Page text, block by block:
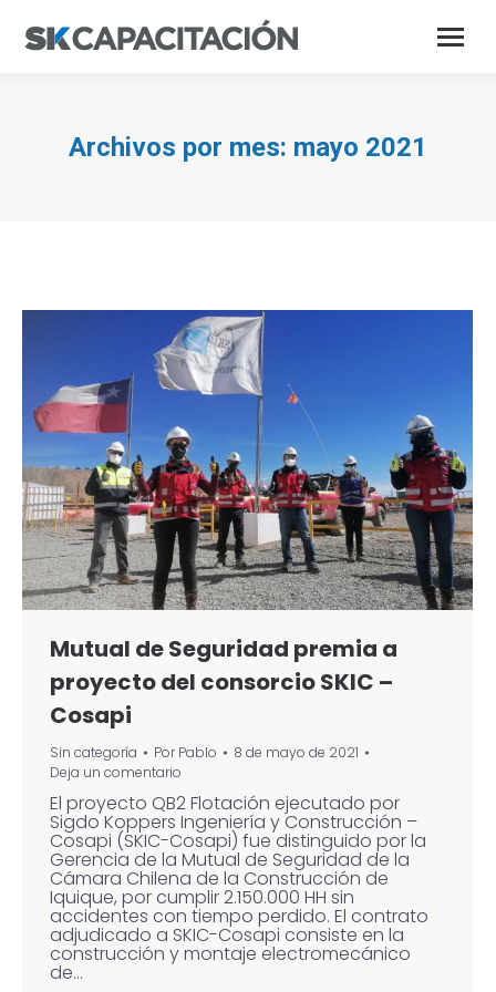
Archivos por mes: mayo 2021
Mutual de Seguridad premia a
proyecto del consorcio SKIC –
Cosapi
Sin categoría PorPablo
8 de mayo de 2021
Deja un comentario
El proyecto QB2 Flotación ejecutado por
Sigdo Koppers Ingeniería y Construcción –
Cosapi (SKIC-Cosapi) fue distinguido por la
Gerencia de la Mutual de Seguridad de la
Cámara Chilena de la Construcción de
Iquique, por cumplir 2.150.000 HH sin
accidentes con tiempo perdido. El contrato
adjudicado a SKIC-Cosapi consiste en la
construcción y montaje electromecánico
de…